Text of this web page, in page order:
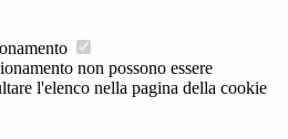
non possono essere
l'elenco nella pagina della cookie